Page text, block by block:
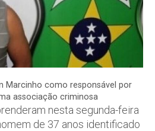
Marcinho como responsável por
associação criminosa
nesta segunda-feira
de 37 anos identificado